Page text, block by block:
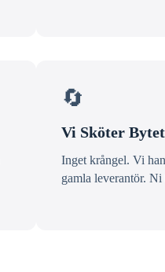
🔄
Vi Sköter Bytet
Inget krångel. Vi
gamla leverantör.